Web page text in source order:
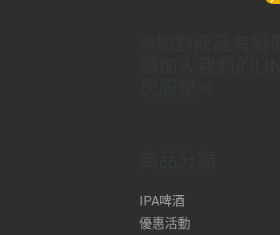
IPA啤酒
優惠活動